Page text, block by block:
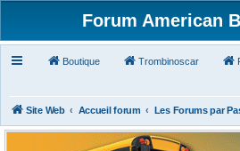
Forum American
Boutique Trombinoscar
Site Web Accueil forum Les Forums par